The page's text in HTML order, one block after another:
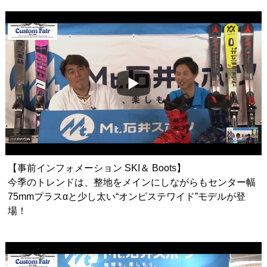
【事前インフォメーション SKI＆ Boots】
今季のトレンドは、整地をメインにしながらもセンター幅
75mmプラスαと少し太い“オンピステワイド”モデルが登
場！